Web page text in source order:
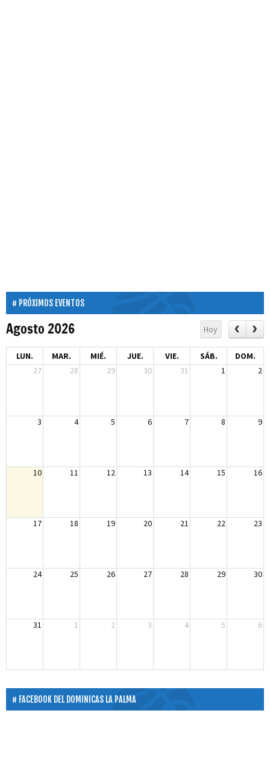
PRÓXIMOS EVENTOS
Agosto 2026 Hoy
LUN. MAR. MIÉ. JUE. VIE. SÁB.
DOM.
27
28 29 30 31 1 2
3 4 5 6 7 8 9
10 11 12 13 14 15 16
17 18 19 20 21 22 23
24 25 26 27 28 29 30
31 1 2 3 4 5 6
FACEBOOK DEL DOMINICAS LA PALMA